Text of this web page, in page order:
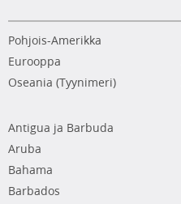
Pohjois-Amerikka
Eurooppa
Oseania (Tyynimeri)
Antigua ja Barbuda
Aruba
Bahama
Barbados